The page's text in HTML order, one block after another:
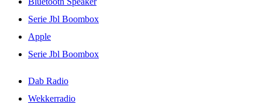
Serie Jbl Boombox
Apple
Serie Jbl Boombox
Dab Radio
Wekkerradio